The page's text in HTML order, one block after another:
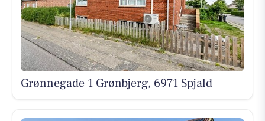
Grønnegade 1 Grønbjerg, 6971 Spjald